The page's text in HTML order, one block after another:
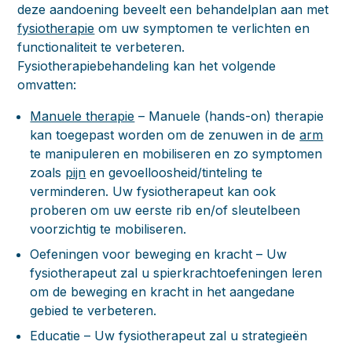
deze aandoening beveelt een behandelplan aan met
fysiotherapie om uw symptomen te verlichten en
functionaliteit te verbeteren.
Fysiotherapiebehandeling kan het volgende
omvatten:
Manuele therapie – Manuele (hands-on) therapie
kan toegepast worden om de zenuwen in dearm
te manipuleren en mobiliseren en zo symptomen
zoals pijn en gevoelloosheid/tinteling te
verminderen. Uw fysiotherapeut kan ook
proberen om uw eerste rib en/of sleutelbeen
voorzichtig te mobiliseren.
Oefeningen voor beweging en kracht – Uw
fysiotherapeut zal u spierkrachtoefeningen leren
om de beweging en kracht in het aangedane
gebied te verbeteren.
Educatie – Uw fysiotherapeut zal u strategieën